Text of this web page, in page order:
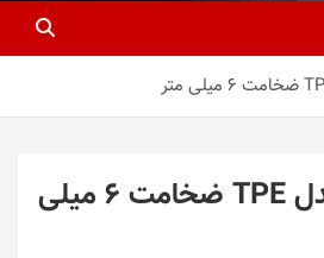
زیر انداز یوگا مدل TPE ضخامت 6 میلی